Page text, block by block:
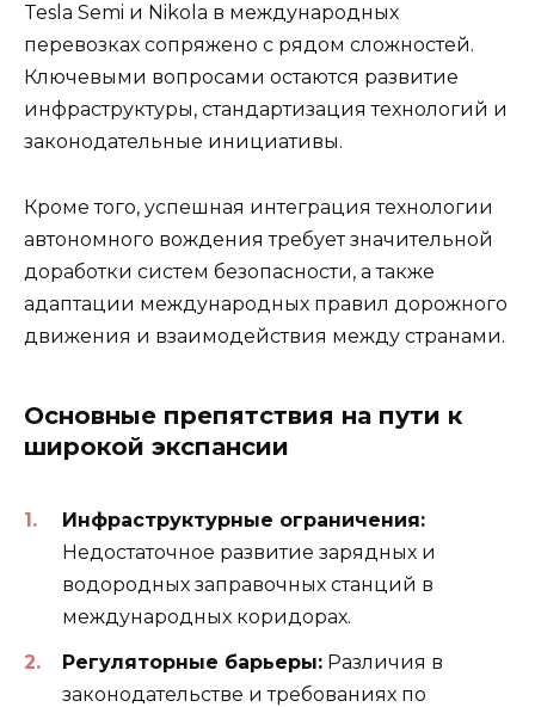
Tesla Semi и Nikola в международных
перевозках сопряжено с рядом сложностей.
Ключевыми вопросами остаются развитие
инфраструктуры, стандартизация технологий и
законодательные инициативы.
Кроме того, успешная интеграция технологии
автономного вождения требует значительной
доработки систем безопасности, а также
адаптации международных правил дорожного
движения и взаимодействия между странами.
Основные препятствия на пути к
широкой экспансии
Инфраструктурные ограничения:
Недостаточное развитие зарядных и
водородных заправочных станций в
международных коридорах.
Регуляторные барьеры: Различия в
законодательстве и требованиях по